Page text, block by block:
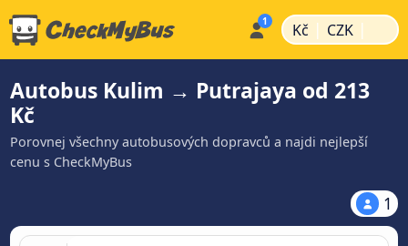
Kč | CZK |
Autobus Kulim → Putrajaya od 213
Kč
Porovnej všechny autobusových dopravců a najdi nejlepší
cenu s CheckMyBus
1